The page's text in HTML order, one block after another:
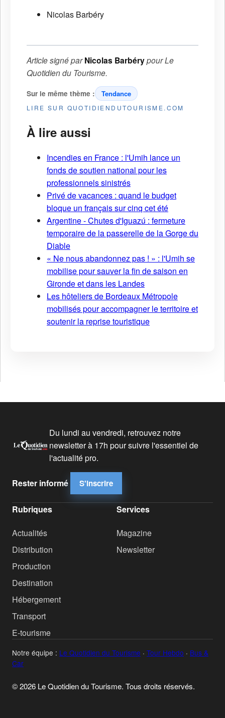
Nicolas Barbéry
Article signé parNicolas BarbérypourLe
Quotidien du Tourisme.
Sur le même thème : Tendance
LIRE SUR QUOTIDIENDUTOURISME.COM
À lire aussi
Incendies en France : l'Umih lance un
fonds de soutien national pour les
professionnels sinistrés
Privé de vacances : quand le budget
bloque un français sur cinq cet été
Argentine - Chutes d'Iguazú : fermeture
temporaire de la passerelle de la Gorge du
Diable
« Ne nous abandonnez pas ! » : l'Umih se
mobilise pour sauver la fin de saison en
Gironde et dans les Landes
Les hôteliers de Bordeaux Métropole
mobilisés pour accompagner le territoire et
soutenir la reprise touristique
Du lundi au vendredi, retrouvez notre
newsletter à 17h pour suivre l'essentiel de
l'actualité pro.
Rester informé S'inscrire
Rubriques
Actualités
Distribution
Production
Destination
Hébergement
Transport
E-tourisme
Services
Magazine
Newsletter
Notre équipe : Le Quotidien du Tourisme · Tour Hebdo · Bus &
Car
© 2026 Le Quotidien du Tourisme. Tous droits réservés.